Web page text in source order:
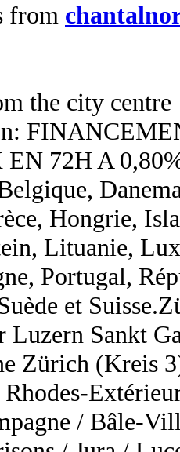
from
the city centre
72H A
Hongrie,
Lituanie,
Portugal,
et
Luzern Sankt
Zürich (Kreis
/ Bâle-